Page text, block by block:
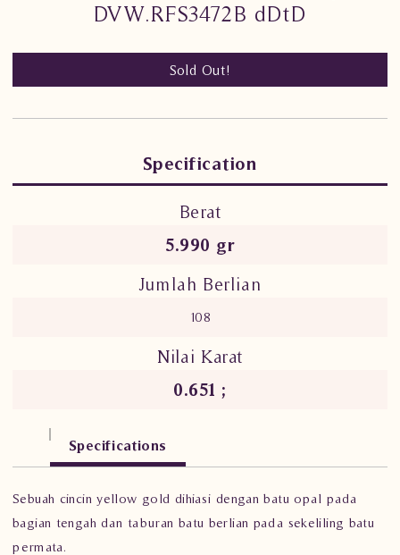
DVW.RFS3472B dDtD
Sold Out!
Specification
Berat
5.990 gr
Jumlah Berlian
108
Nilai Karat
0.651 ;
Specifications
Sebuah cincin yellow gold dihiasi dengan batu opal pada
bagian tengah dan taburan batu berlian pada sekeliling batu
permata.